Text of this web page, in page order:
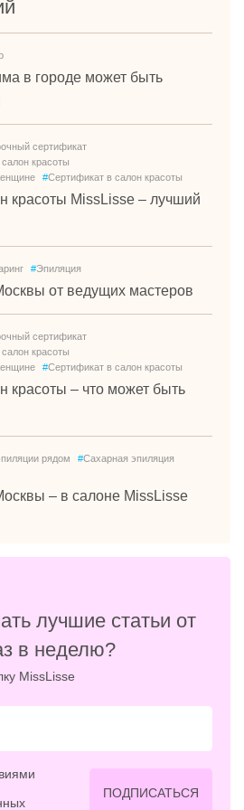
в городе может быть
сертификат
красоты
#Сертификат в салон красоты
красоты MissLisse – лучший
#Эпиляция
от ведущих мастеров
сертификат
красоты
#Сертификат в салон красоты
красоты – что может быть
рядом #Сахарная эпиляция
– в салоне MissLisse
лучшие статьи от
в неделю?
MissLisse
ПОДПИСАТЬСЯ